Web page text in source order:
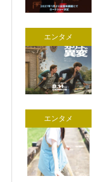
エンタメ
エンタメ